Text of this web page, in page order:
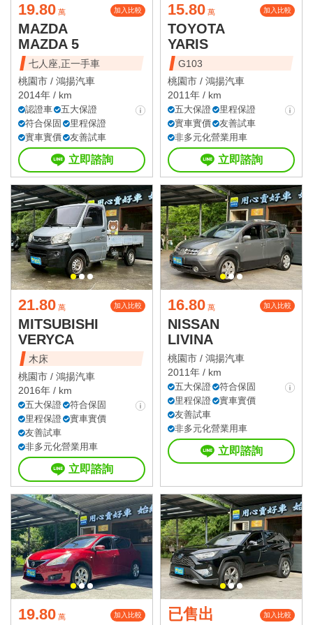
19.80 萬 加入比較
MAZDA
MAZDA 5
七人座,正一手車
桃園市 / 鴻揚汽車
2014年 / km
認證車
五大保證
符合保固
里程保證
實車實價
友善試車
立即諮詢
15.80 萬 加入比較
TOYOTA
YARIS
G103
桃園市 / 鴻揚汽車
2011年 / km
五大保證
里程保證
實車實價
友善試車
非多元化營業用車
立即諮詢
21.80 萬 加入比較
MITSUBISHI
VERYCA
木床
桃園市 / 鴻揚汽車
2016年 / km
五大保證
符合保固
里程保證
實車實價
友善試車
非多元化營業用車
立即諮詢
16.80 萬 加入比較
NISSAN
LIVINA
桃園市 / 鴻揚汽車
2011年 / km
五大保證
符合保固
里程保證
實車實價
友善試車
非多元化營業用車
立即諮詢
19.80 萬 加入比較 已售出 加入比較